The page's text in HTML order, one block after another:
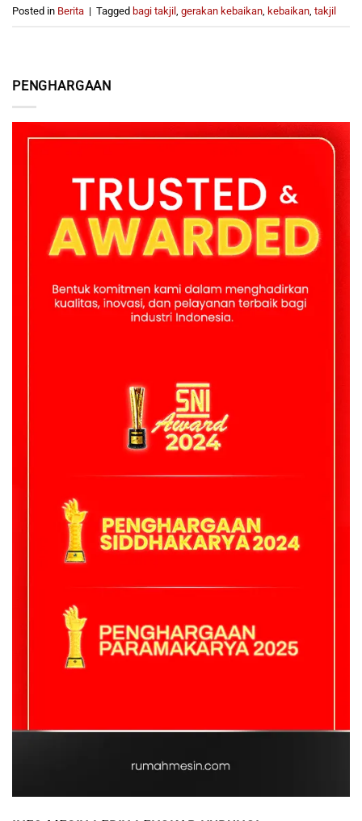
PENGHARGAAN
Posted in Berita | Tagged bagi takjil , gerakan kebaikan, kebaikan, takjil